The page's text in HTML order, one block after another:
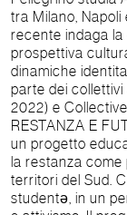
tra Milano,
recente indaga
prospettiva
dinamiche
parte dei
2022) e Collective
RESTANZA E
un progetto
la restanza
territori del Sud.
studentə, in un